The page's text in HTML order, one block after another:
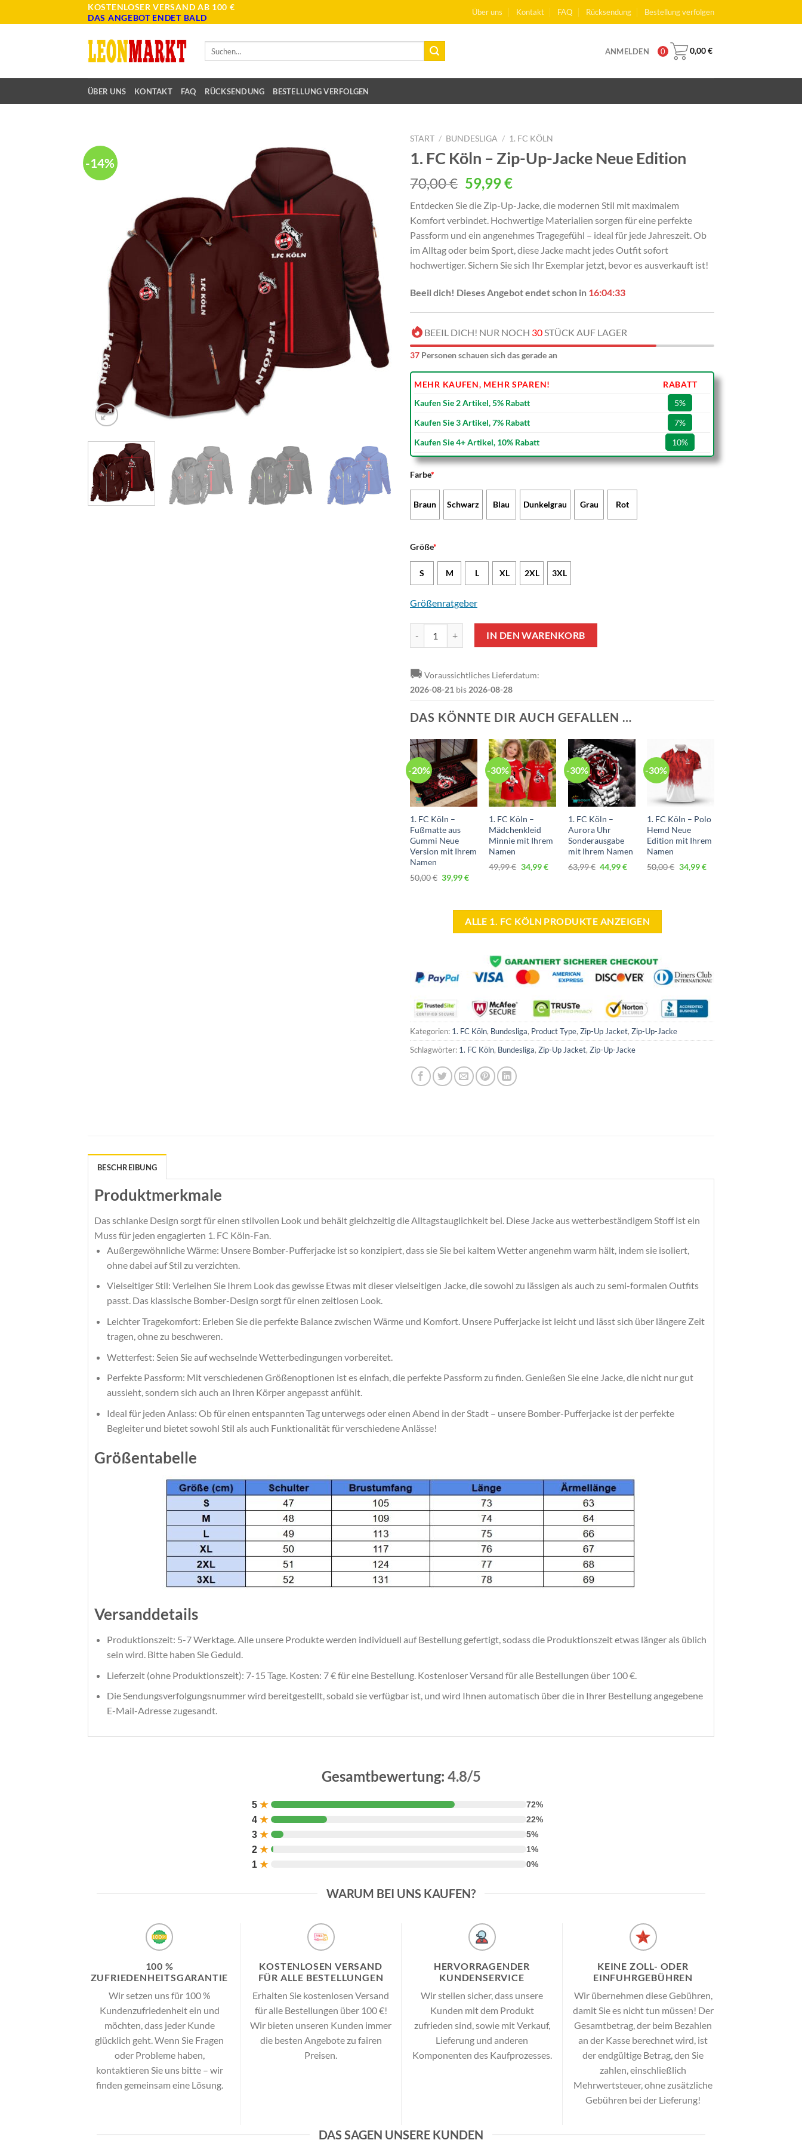
to
KOSTENLOSER VERSAND AB 100 €
DAS ANGEBOT ENDET BALD
Über uns Kontakt FAQ Rücksendung Bestellung verfolgen
ANMELDEN 0 0,00€
ÜBER UNS KONTAKT FAQ RÜCKSENDUNG BESTELLUNG VERFOLGEN
-14%
START / BUNDESLIGA / 1. FC KÖLN
1. FC Köln – Zip-Up-Jacke Neue Edition
70,00€ Ursprünglicher
Preis
war:
70,00 €
59,99€Aktueller
ist:
59,99 €.
Entdecken Sie die Zip-Up-Jacke, die modernen Stil mit maximalem
Komfort verbindet. Hochwertige Materialien sorgen für eine perfekte
Passform und ein angenehmes Tragegefühl – ideal für jede Jahreszeit. Ob
im Alltag oder beim Sport, diese Jacke macht jedes Outfit sofort
hochwertiger. Sichern Sie sich Ihr Exemplar jetzt, bevor es ausverkauft ist!
Beeil dich! Dieses Angebot endet schon in 16:04:32
BEEIL DICH! NUR NOCH 30STÜCK AUF LAGER
36 Personen schauen sich das gerade an
MEHR KAUFEN, MEHR SPAREN!
RABATT
Kaufen Sie 2 Artikel, 5% Rabatt
5%
Kaufen Sie 3 Artikel, 7% Rabatt
7%
Kaufen Sie 4+ Artikel, 10% Rabatt
10%
Farbe*
Braun Schwarz Blau Dunkelgrau Grau Rot
Größe*
S M L XL 2XL 3XL
Größenratgeber
1. FC Köln - Zip-Up-Jacke Neue Edition Menge
IN DEN WARENKORB
🚚 Voraussichtliches Lieferdatum:
2026-08-21 bis 2026-08-28
DAS KÖNNTE DIR AUCH GEFALLEN …
-20%
1. FC Köln –
Fußmatte aus
Gummi Neue
Version mit Ihrem
Namen
50,00€ Ursprünglicher
Preis
39,99€Aktueller
-30%
1. FC Köln –
Mädchenkleid
Minnie mit Ihrem
Namen
49,99€ Ursprünglicher
Preis
34,99€Aktueller
-30%
1. FC Köln –
Aurora Uhr
Sonderausgabe
mit Ihrem Namen
63,99€ Ursprünglicher
Preis
44,99€Aktueller
-30%
1. FC Köln – Polo
Hemd Neue
Edition mit Ihrem
Namen
50,00€ Ursprünglicher
Preis
34,99€Aktueller
ALLE 1. FC KÖLN PRODUKTE ANZEIGEN
Kategorien: 1. FC Köln, Bundesliga, Product Type, Zip-Up Jacket, Zip-Up-Jacke
Schlagwörter: 1. FC Köln, Bundesliga, Zip-Up Jacket, Zip-Up-Jacke
BESCHREIBUNG
Produktmerkmale
Das schlanke Design sorgt für einen stilvollen Look und behält gleichzeitig die Alltagstauglichkeit bei. Diese Jacke aus wetterbeständigem Stoff ist ein
Muss für jeden engagierten 1. FC Köln-Fan.
Außergewöhnliche Wärme: Unsere Bomber-Pufferjacke ist so konzipiert, dass sie Sie bei kaltem Wetter angenehm warm hält, indem sie isoliert,
ohne dabei auf Stil zu verzichten.
Vielseitiger Stil: Verleihen Sie Ihrem Look das gewisse Etwas mit dieser vielseitigen Jacke, die sowohl zu lässigen als auch zu semi-formalen Outfits
passt. Das klassische Bomber-Design sorgt für einen zeitlosen Look.
Leichter Tragekomfort: Erleben Sie die perfekte Balance zwischen Wärme und Komfort. Unsere Pufferjacke ist leicht und lässt sich über längere Zeit
tragen, ohne zu beschweren.
Wetterfest: Seien Sie auf wechselnde Wetterbedingungen vorbereitet.
Perfekte Passform: Mit verschiedenen Größenoptionen ist es einfach, die perfekte Passform zu finden. Genießen Sie eine Jacke, die nicht nur gut
aussieht, sondern sich auch an Ihren Körper angepasst anfühlt.
Ideal für jeden Anlass: Ob für einen entspannten Tag unterwegs oder einen Abend in der Stadt – unsere Bomber-Pufferjacke ist der perfekte
Begleiter und bietet sowohl Stil als auch Funktionalität für verschiedene Anlässe!
Größentabelle
Versanddetails
Produktionszeit: 5-7 Werktage. Alle unsere Produkte werden individuell auf Bestellung gefertigt, sodass die Produktionszeit etwas länger als üblich
sein wird. Bitte haben Sie Geduld.
Lieferzeit (ohne Produktionszeit): 7-15 Tage. Kosten: 7 € für eine Bestellung. Kostenloser Versand für alle Bestellungen über 100 €.
Die Sendungsverfolgungsnummer wird bereitgestellt, sobald sie verfügbar ist, und wird Ihnen automatisch über die in Ihrer Bestellung angegebene
E-Mail-Adresse zugesandt.
Gesamtbewertung: 4.8/5
5 ★ 72%
4 ★ 22%
3 ★ 5%
2 ★ 1%
1 ★ 0%
WARUM BEI UNS KAUFEN?
100 %
ZUFRIEDENHEITSGARANTIE
Wir setzen uns für 100 %
Kundenzufriedenheit ein und
möchten, dass jeder Kunde
glücklich geht. Wenn Sie Fragen
oder Probleme haben,
kontaktieren Sie uns bitte – wir
finden gemeinsam eine Lösung.
KOSTENLOSEN VERSAND
FÜR ALLE BESTELLUNGEN
Erhalten Sie kostenlosen Versand
für alle Bestellungen über 100 €!
Wir bieten unseren Kunden immer
die besten Angebote zu fairen
Preisen.
HERVORRAGENDER
KUNDENSERVICE
Wir stellen sicher, dass unsere
Kunden mit dem Produkt
zufrieden sind, sowie mit Verkauf,
Lieferung und anderen
Komponenten des Kaufprozesses.
KEINE ZOLL- ODER
EINFUHRGEBÜHREN
Wir übernehmen diese Gebühren,
damit Sie es nicht tun müssen! Der
Gesamtbetrag, der beim Bezahlen
an der Kasse berechnet wird, ist
der endgültige Betrag, den Sie
zahlen, einschließlich
Mehrwertsteuer, ohne zusätzliche
Gebühren bei der Lieferung!
DAS SAGEN UNSERE KUNDEN